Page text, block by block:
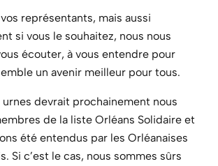
représentants, mais aussi
si vous le souhaitez, nous nous
écouter, à vous entendre pour
un avenir meilleur pour tous.
devrait prochainement nous
de la liste Orléans Solidaire et
été entendus par les Orléanaises
Si c’est le cas, nous sommes sûrs